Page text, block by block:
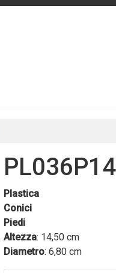
Plastica
Conici
Piedi
Altezza: 14,50 cm
Diametro: 6,80 cm